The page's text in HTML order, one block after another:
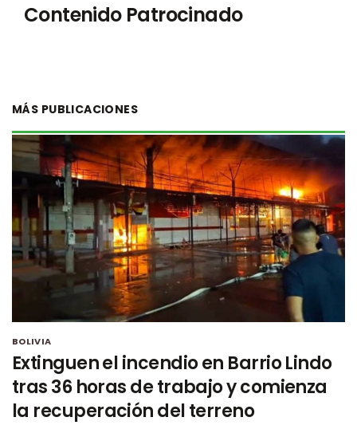
Contenido Patrocinado
MÁS PUBLICACIONES
BOLIVIA
Extinguen el incendio en Barrio Lindo
tras 36 horas de trabajo y comienza
la recuperación del terreno